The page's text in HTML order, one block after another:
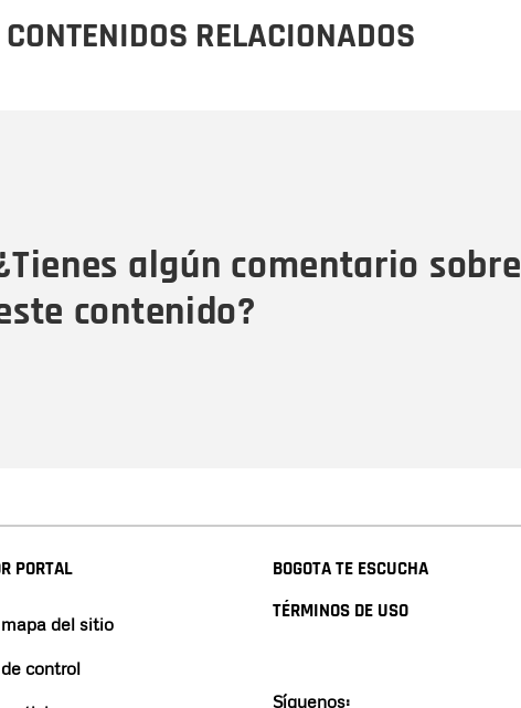
CONTENIDOS RELACIONADOS
algún comentario sobre
contenido?
PORTAL
del sitio
control
BOGOTA TE ESCUCHA
TÉRMINOS DE USO
Síguenos: